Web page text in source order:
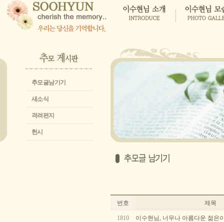
추모글남기기
새소식
격려편지
헌시
번호 제목
1810 이수현님, 너무나 아름다운 젊은